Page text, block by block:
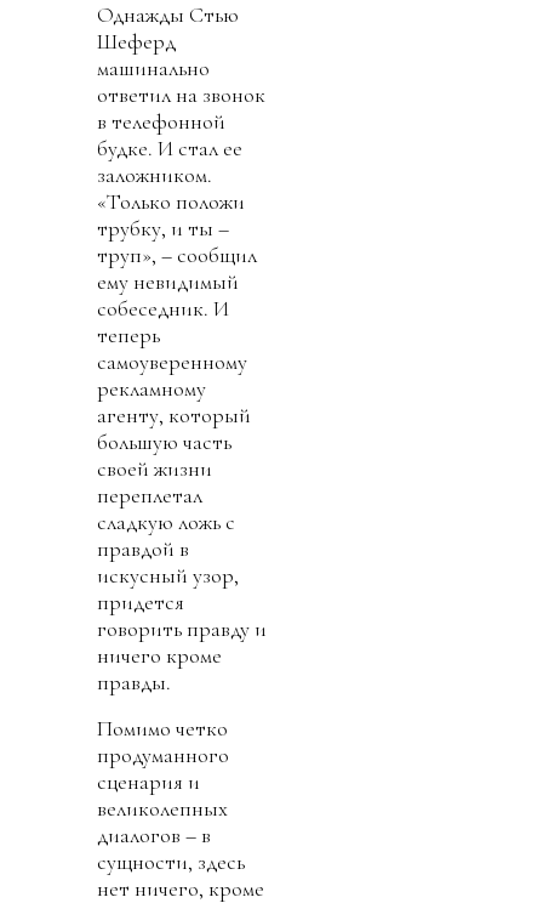
Однажды Стью
Шеферд
машинально
ответил на звонок
в телефонной
будке. И стал ее
заложником.
«Только положи
трубку, и ты –
труп», – сообщил
ему невидимый
собеседник. И
теперь
самоуверенному
рекламному
агенту, который
большую часть
своей жизни
переплетал
сладкую ложь с
правдой в
искусный узор,
придется
говорить правду и
ничего кроме
правды.
Помимо четко
продуманного
сценария и
великолепных
диалогов – в
сущности, здесь
нет ничего, кроме